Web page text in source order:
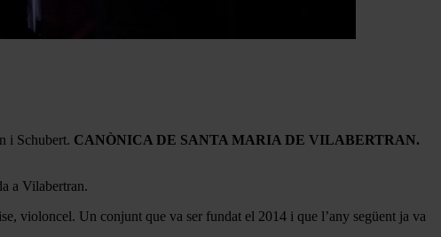
i Schubert. CANÒNICA DE SANTA MARIA DE VILABERTRAN.
a Vilabertran.
violoncel. Un conjunt que va ser fundat el 2014 i que l’any següent ja va